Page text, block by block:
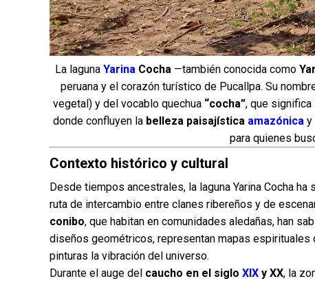
La laguna YarinaCocha—también conocida como
peruana y el corazón turístico de Pucallpa. Su
vegetal) y del vocablo quechua “cocha”, que significa
donde confluyen la belleza paisajística amazónica y
para quienes
Contexto histórico y cultural
Desde tiempos ancestrales, la laguna Yarina Cocha
ruta de intercambio entre clanes ribereños y de
conibo, que habitan en comunidades aledañas, han
diseños geométricos, representan mapas
pinturas la vibración del universo.
Durante el auge del caucho en el siglo XIX y XX, la